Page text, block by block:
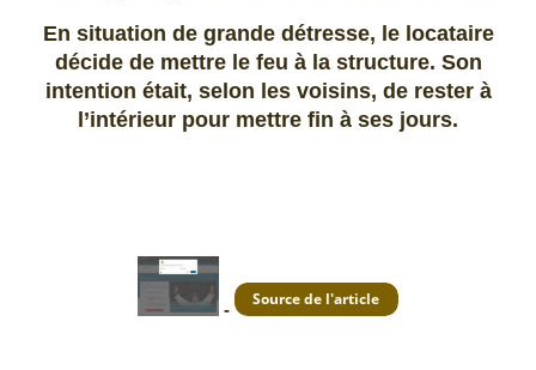
En situation de grande détresse, le locataire
décide de mettre le feu à la structure. Son
intention était, selon les voisins, de rester à
l’intérieur pour mettre fin à ses jours.
-